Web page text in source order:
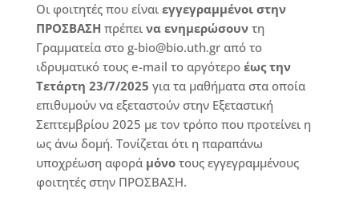
Οι φοιτητές που είναι εγγεγραμμένοι στην
ΠΡΟΣΒΑΣΗ πρέπει να ενημερώσουντη
Γραμματεία στο g-bio@bio.uth.gr από το
ιδρυματικό τους e-mail το αργότερο έως την
Τετάρτη 23/7/2025 για τα μαθήματα στα οποία
επιθυμούν να εξεταστούν στην Εξεταστική
Σεπτεμβρίου 2025 με τον τρόπο που προτείνει η
ως άνω δομή. Τονίζεται ότι η παραπάνω
υποχρέωση αφορά μόνοτους εγγεγραμμένους
φοιτητές στην ΠΡΟΣΒΑΣΗ.